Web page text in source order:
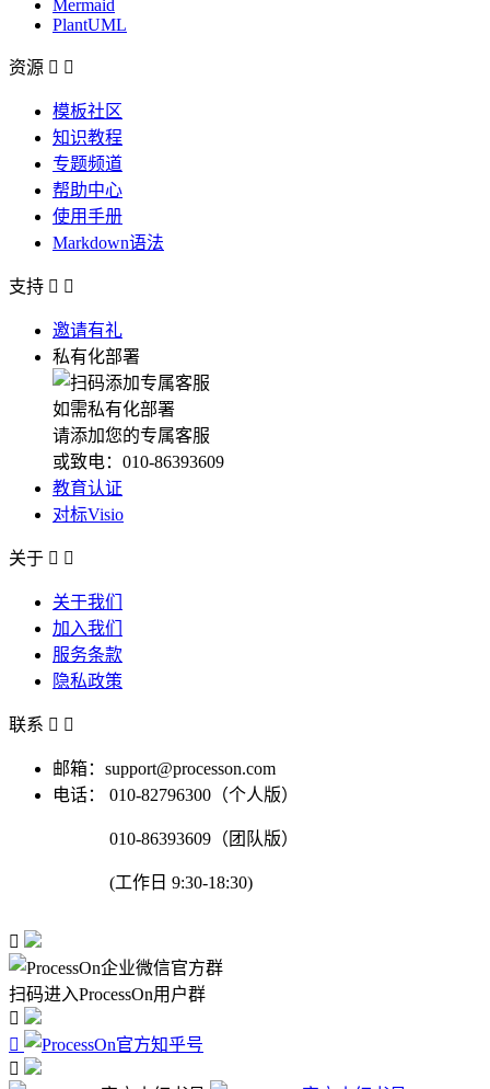
Mermaid
PlantUML
资源  
模板社区
知识教程
专题频道
帮助中心
使用手册
Markdown语法
支持  
邀请有礼
私有化部署
如需私有化部署
请添加您的专属客服
或致电：010-86393609
教育认证
对标Visio
关于  
关于我们
加入我们
服务条款
隐私政策
联系  
邮箱：support@processon.com
电话：
010-82796300（个人版）
010-86393609（团队版）
(工作日 9:30-18:30)

扫码进入ProcessOn用户群


